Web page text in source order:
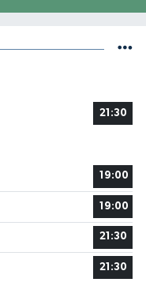
21:30
19:00
19:00
21:30
21:30